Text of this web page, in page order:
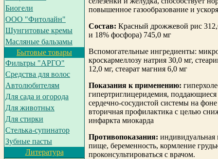
Биогели
ООО "Фитолайн"
Шунгитовые кремы
Масляные бальзамы
Бытовые товары
Фильтры "АРГО"
Средства для волос
Автолюбителям
Для сада и огорода
Для животных
Для стирки
Cтелька-супинатор
Зубные пасты
Литература
повышенное газообразование и
Состав: Красный дрожжевой рис
и 18% фосфора) 745,0 мг
Вспомогательные ингредиенты:
кроскармеллозу натрия 30,0 мг,
12,0 мг, стеарат магния 6,0 мг
Показания к применению:
гипертриглицеридемия,
сердечно-сосудистой системы на
вторичная профилактика с целью
инфаркта миокарда
Противопоказания:
пище, беременность, кормление
проконсультироваться с врачом.